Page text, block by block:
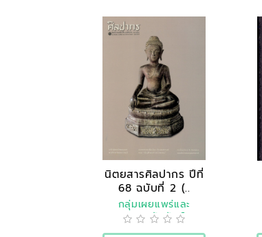
นิตยสารศิลปากร ปีที่
68 ฉบับที่ 2 (..
กลุ่มเผยแพร่และ
ประชาสัมพันธ์